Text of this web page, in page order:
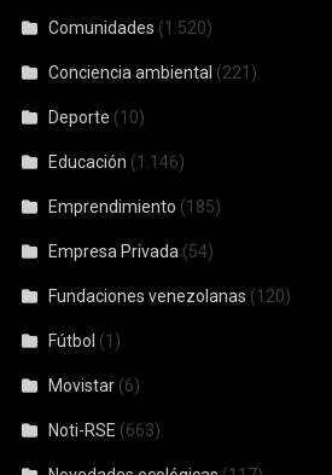
Comunidades (1.520)
Conciencia ambiental (221)
Deporte (10)
Educación (1.146)
Emprendimiento (185)
Empresa Privada (54)
Fundaciones venezolanas (120)
Fútbol (1)
Movistar (6)
Noti-RSE (663)